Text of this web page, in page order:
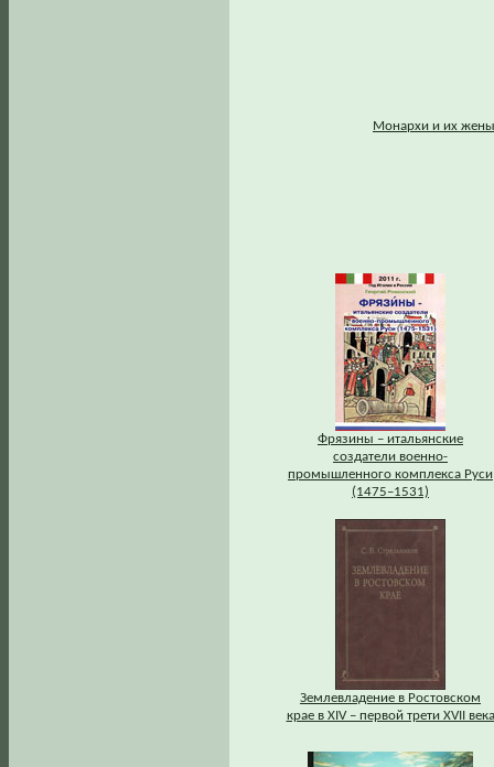
Монархи и их
Фрязины – итальянские
создатели военно-
промышленного комплекса Руси
(1475–1531)
Землевладение в Ростовском
крае в XIV – первой трети XVII века